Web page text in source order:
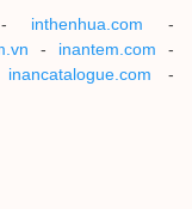
inthenhua.com -
- inantem.com -
inancatalogue.com -